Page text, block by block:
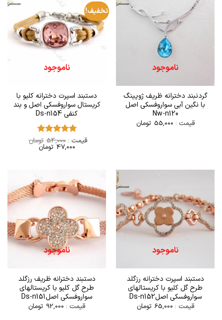
ناموجود
گردنبند دخترانه ظریف ژوپینگ
با نگین آبی سواروفسکی اصل
Nw-n120
قیمت : 55,000 تومان
تخفیف!
ناموجود
دستبند اسپرت دخترانه کلیو با
کریستال سواروفسکی اصل و بند
کنفی Ds-n154
امتیاز5از
5
قیمت :54,000 تومان
قیمت
اصلی
47,000 تومانقیمت
ناموجود
دستبند اسپرت دخترانه رزگلد
طرح گل کلیو با کریستالهای
سواروفسکی اصلDs-n152
قیمت : 65,000 تومان
ناموجود
دستبند دخترانه ظریف رزگلد
طرح گل کلیو با کریستالهای
سواروفسکی اصلDs-n151
قیمت : 92,000 تومان